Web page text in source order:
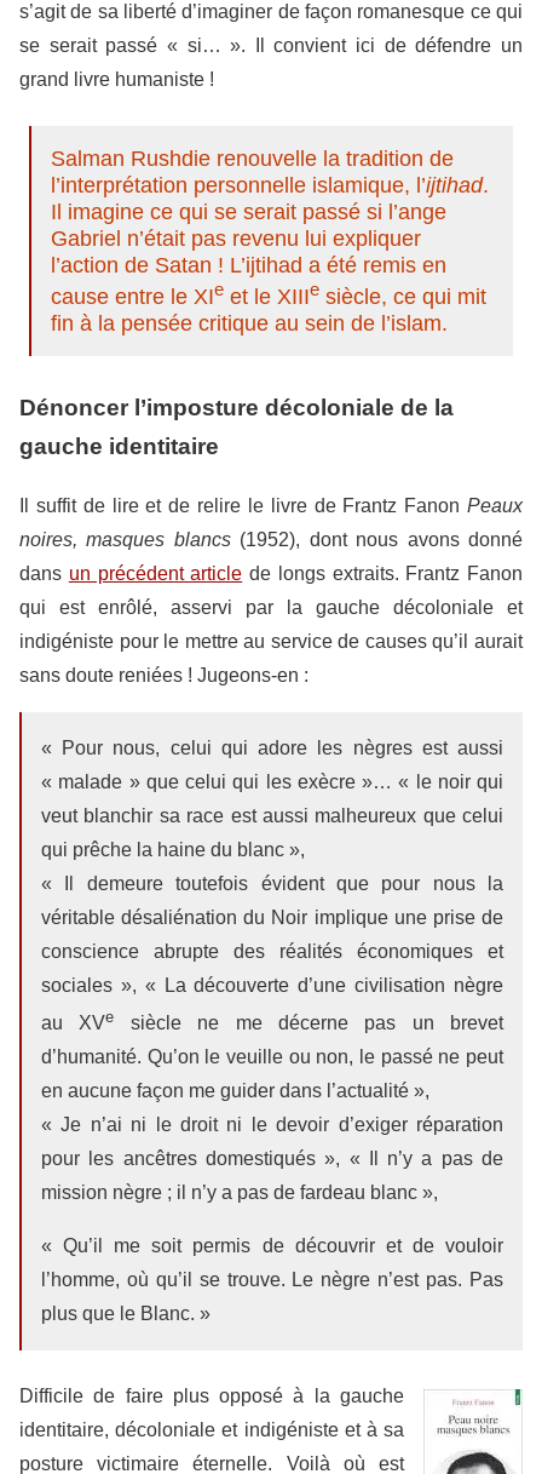
s’agit de sa liberté d’imaginer de façon romanesque ce qui
se serait passé « si… ». Il convient ici de défendre un
grand livre humaniste !
Salman Rushdie renouvelle la tradition de
l’interprétation personnelle islamique, l’ijtihad.
Il imagine ce qui se serait passé si l’ange
Gabriel n’était pas revenu lui expliquer
l’action de Satan ! L’ijtihad a été remis en
cause entre le XIe et le XIIIe siècle, ce qui mit
fin à la pensée critique au sein de l’islam.
Dénoncer l’imposture décoloniale de la
gauche identitaire
Il suffit de lire et de relire le livre de Frantz Fanon Peaux
noires, masques blancs (1952), dont nous avons donné
dans un précédent article de longs extraits. Frantz Fanon
qui est enrôlé, asservi par la gauche décoloniale et
indigéniste pour le mettre au service de causes qu’il aurait
sans doute reniées ! Jugeons-en :
« Pour nous, celui qui adore les nègres est aussi
« malade » que celui qui les exècre »… « le noir qui
veut blanchir sa race est aussi malheureux que celui
qui prêche la haine du blanc »,
« Il demeure toutefois évident que pour nous la
véritable désaliénation du Noir implique une prise de
conscience abrupte des réalités économiques et
sociales », « La découverte d’une civilisation nègre
au XVe siècle ne me décerne pas un brevet
d’humanité. Qu’on le veuille ou non, le passé ne peut
en aucune façon me guider dans l’actualité »,
« Je n’ai ni le droit ni le devoir d’exiger réparation
pour les ancêtres domestiqués », « Il n’y a pas de
mission nègre ; il n’y a pas de fardeau blanc »,
« Qu’il me soit permis de découvrir et de vouloir
l’homme, où qu’il se trouve. Le nègre n’est pas. Pas
plus que le Blanc. »
Difficile de faire plus opposé à la gauche
identitaire, décoloniale et indigéniste et à sa
posture victimaire éternelle. Voilà où est